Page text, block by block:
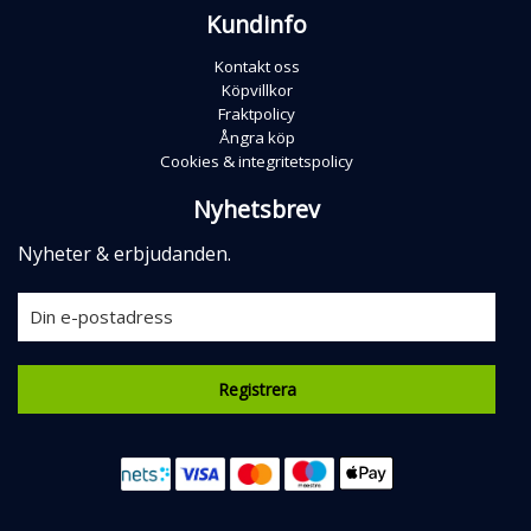
Kundinfo
Kontakt oss
Köpvillkor
Fraktpolicy
Ångra köp
Cookies & integritetspolicy
Nyhetsbrev
Nyheter & erbjudanden.
Registrera